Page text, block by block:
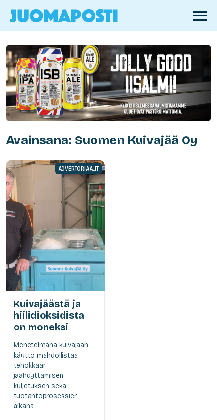
Avainsana: Suomen Kuivajää Oy
ADVERTORIAALIT
Kuivajäästä ja
hiilidioksidista
on moneksi
Menetelmänä kuivajään
käyttö mahdollistaa
tehokkaan
jäähdyttämisen
kuljetuksen sekä
tuotantoprosessien
aikana.